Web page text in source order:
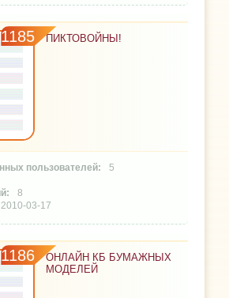
1185 ПИКТОВОЙНЫ!
5
8
2010-03-17
1186
ОНЛАЙН КБ БУМАЖНЫХ
МОДЕЛЕЙ